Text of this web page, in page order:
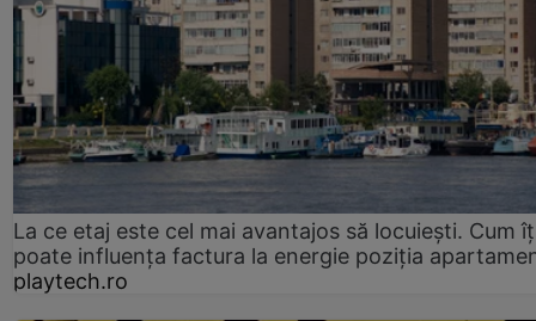
La ce etaj este cel mai avantajos să locuiești. Cum
poate influența factura la energie poziția
playtech.ro